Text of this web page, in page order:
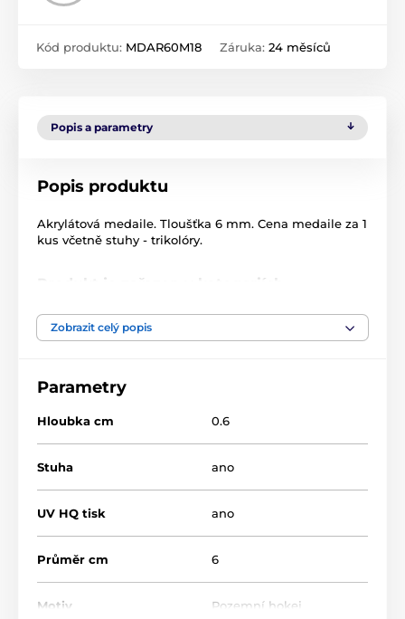
Kód produktu: MDAR60M18 Záruka: 24 měsíců
Popis a parametry
Popis produktu
Akrylátová medaile. Tloušťka 6 mm. Cena medaile za 1
kus včetně stuhy - trikolóry.
Produkt je zařazen v kategoriích
Akrylátové medaile
Zobrazit celý popis
Parametry
Hloubka cm 0.6
Stuha ano
UV HQ tisk ano
Průměr cm 6
Motiv Pozemní hokej